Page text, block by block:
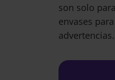
son solo
envases
advertencias.